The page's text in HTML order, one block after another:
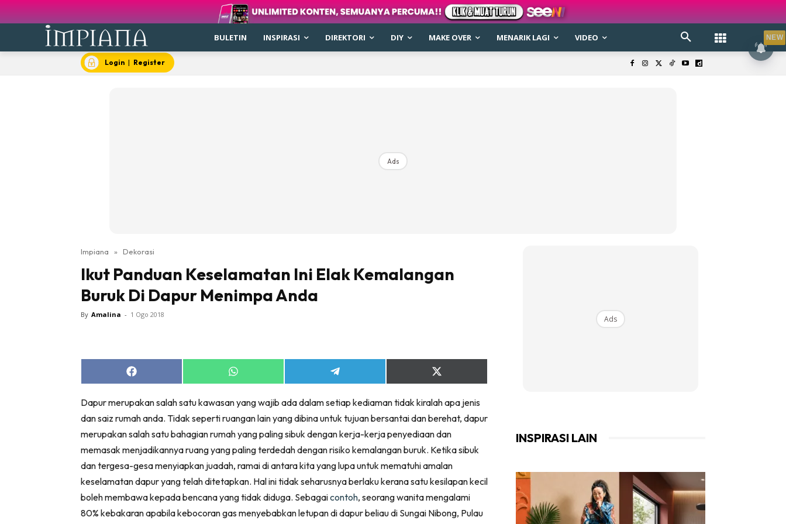
Inspirasi
Bilik Air
Bilik Tidur
Ruang Makan
Ruang Tamu
Direktori
Interior Design
Landskap
DIY
Bilik Air
BULETIN INSPIRASI DIREKTORI DIY MAKE OVER MENARIK LAGI VIDEO
Login | Register
Ads
Impiana » Dekorasi
Ikut Panduan Keselamatan Ini Elak Kemalangan
Buruk Di Dapur Menimpa Anda
By Amalina - 1 Ogo 2018
Share
on
Share
on
Share
on
Share
on
(Twitter)
Dapur merupakan salah satu kawasan yang wajib ada dalam setiap kediaman tidak kiralah apa jenis
dan saiz rumah anda. Tidak seperti ruangan lain yang dibina untuk tujuan bersantai dan berehat, dapur
merupakan salah satu bahagian rumah yang paling sibuk dengan kerja-kerja penyediaan dan
memasak menjadikannya ruang yang paling terdedah dengan risiko kemalangan buruk. Ketika sibuk
dan tergesa-gesa menyiapkan juadah, ramai di antara kita yang lupa untuk mematuhi amalan
keselamatan dapur yang telah ditetapkan. Hal ini tidak seharusnya berlaku kerana satu kesilapan kecil
boleh membawa kepada bencana yang tidak diduga. Sebagaicontoh, seorang wanita mengalami
80% kebakaran apabila kebocoran gas menyebabkan letupan di dapur beliau di Sungai Nibong, Pulau
Ads
INSPIRASI LAIN
NEW